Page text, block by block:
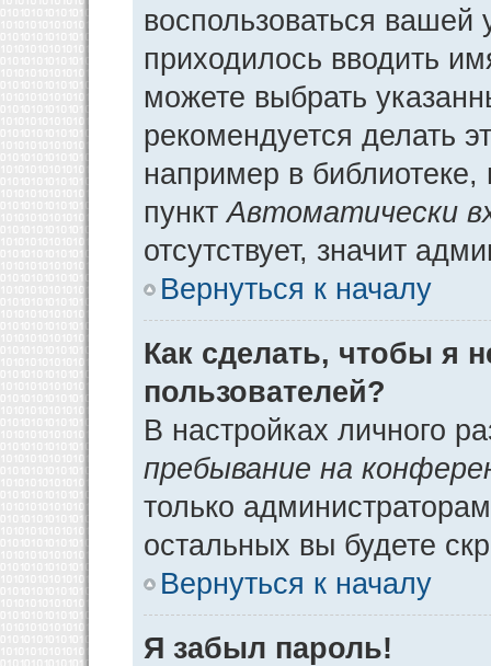
воспользоваться
приходилось вводить
можете выбрать
рекомендуется делать
например в библиотеке,
пунктАвтоматически
отсутствует, значит
Вернуться к началу
Как сделать, чтобы я
пользователей?
В настройках личного
пребывание на
только
остальных вы будете
Вернуться к началу
Я забыл пароль!